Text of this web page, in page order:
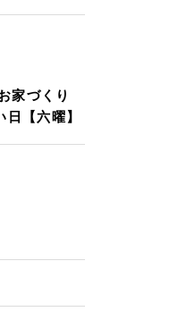
家づくり
【六曜】